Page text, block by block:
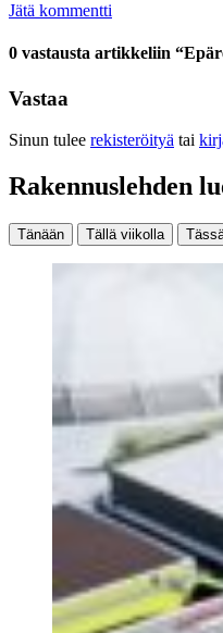
Jätä kommentti
0 vastausta artikkeliin
Vastaa
Sinun tulee rekisteröityä tai
Rakennuslehden
Tänään Tällä viikolla